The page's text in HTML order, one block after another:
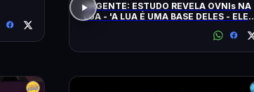
URGENTE: ESTUDO REVELA OVNIs NA
LUA - 'A LUA É UMA BASE DELES - ELES